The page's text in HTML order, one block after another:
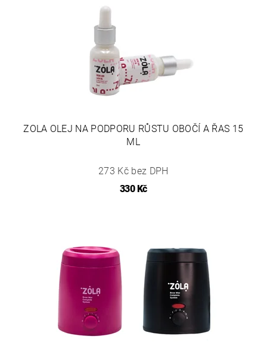
ZOLA OLEJ NA PODPORU RŮSTU OBOČÍ A ŘAS 15
ML
273 Kč bez DPH
330 Kč